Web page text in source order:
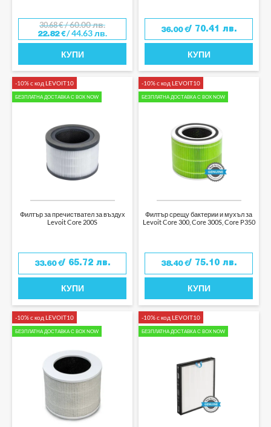
30.68€/ 60.00 лв.
22.82€/ 44.63 лв.
КУПИ
36.00€/ 70.41 лв.
КУПИ
-10% с код LEVOIT10
БЕЗПЛАТНА ДОСТАВКА С BOX NOW
Филтър за пречиствател за въздух
Levoit Core 200S
33.60€/ 65.72 лв.
КУПИ
-10% с код LEVOIT10
БЕЗПЛАТНА ДОСТАВКА С BOX NOW
Филтър срещу бактерии и мухъл за
Levoit Core 300, Core 300S, Core P350
38.40€/ 75.10 лв.
КУПИ
-10% с код LEVOIT10
БЕЗПЛАТНА ДОСТАВКА С BOX NOW
-10% с код LEVOIT10
БЕЗПЛАТНА ДОСТАВКА С BOX NOW